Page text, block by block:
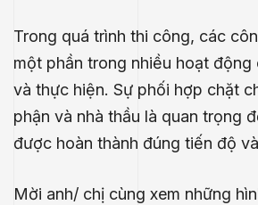
Trong quá trình thi công, các
một phần trong nhiều hoạt
và thực hiện. Sự phối hợp chặt
phận và nhà thầu là quan trọng
được hoàn thành đúng tiến độ
Mời anh/ chị cùng xem những